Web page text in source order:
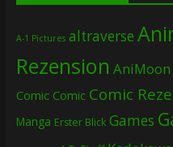
A-1 Pictures altraverse
Rezension
Comic Comic Comic
Manga Erster Blick Games